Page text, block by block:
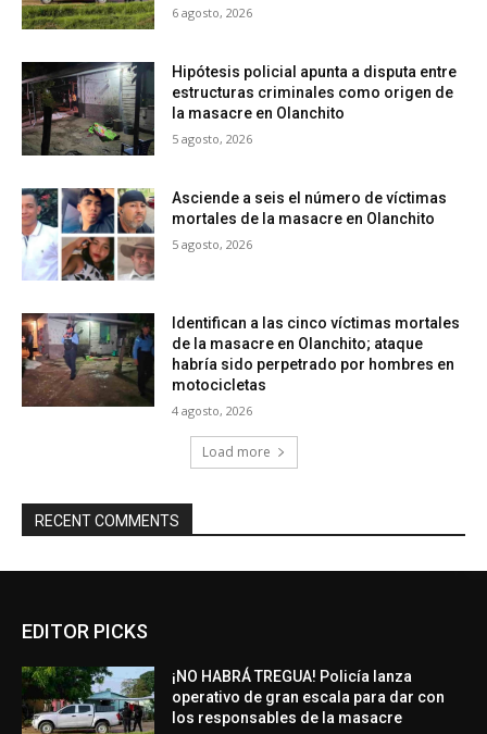
6 agosto, 2026
Hipótesis policial apunta a disputa entre
estructuras criminales como origen de
la masacre en Olanchito
5 agosto, 2026
Asciende a seis el número de víctimas
mortales de la masacre en Olanchito
5 agosto, 2026
Identifican a las cinco víctimas mortales
de la masacre en Olanchito; ataque
habría sido perpetrado por hombres en
motocicletas
4 agosto, 2026
Load more
RECENT COMMENTS
EDITOR PICKS
¡NO HABRÁ TREGUA! Policía lanza
operativo de gran escala para dar con
los responsables de la masacre